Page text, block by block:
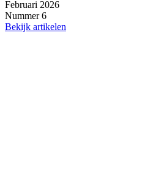
Februari 2026
Nummer 6
Bekijk artikelen